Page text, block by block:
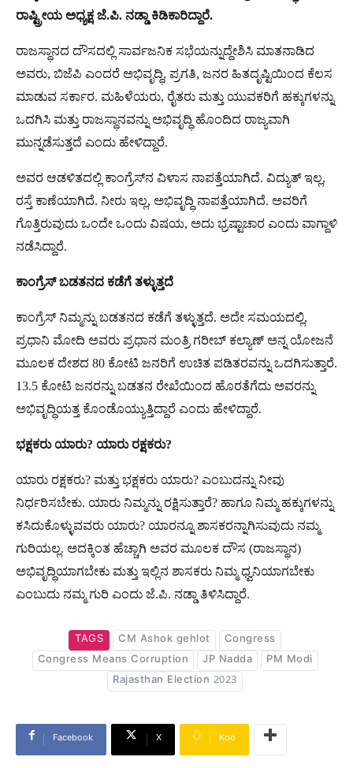
ರಾಷ್ಟ್ರೀಯ ಅಧ್ಯಕ್ಷ ಜೆ.ಪಿ. ನಡ್ಡಾ ಕಿಡಿಕಾರಿದ್ದಾರೆ.
ರಾಜಸ್ಥಾನದ ದೌಸದಲ್ಲಿ ಸಾರ್ವಜನಿಕ ಸಭೆಯನ್ನುದ್ದೇಶಿಸಿ ಮಾತನಾಡಿದ
ಅವರು, ಬಿಜೆಪಿ ಎಂದರೆ ಅಭಿವೃದ್ಧಿ, ಪ್ರಗತಿ, ಜನರ ಹಿತದೃಷ್ಟಿಯಿಂದ ಕೆಲಸ
ಮಾಡುವ ಸರ್ಕಾರ. ಮಹಿಳೆಯರು, ರೈತರು ಮತ್ತು ಯುವಕರಿಗೆ ಹಕ್ಕುಗಳನ್ನು
ಒದಗಿಸಿ ಮತ್ತು ರಾಜಸ್ಥಾನವನ್ನು ಅಭಿವೃದ್ಧಿ ಹೊಂದಿದ ರಾಜ್ಯವಾಗಿ
ಮುನ್ನಡೆಸುತ್ತದೆ ಎಂದು ಹೇಳಿದ್ದಾರೆ.
ಅವರ ಆಡಳಿತದಲ್ಲಿ ಕಾಂಗ್ರೆಸ್‌ನ ವಿಳಾಸ ನಾಪತ್ತೆಯಾಗಿದೆ. ವಿದ್ಯುತ್ ಇಲ್ಲ,
ರಸ್ತೆ ಕಾಣೆಯಾಗಿದೆ. ನೀರು ಇಲ್ಲ, ಅಭಿವೃದ್ಧಿ ನಾಪತ್ತೆಯಾಗಿದೆ. ಅವರಿಗೆ
ಗೊತ್ತಿರುವುದು ಒಂದೇ ಒಂದು ವಿಷಯ, ಅದು ಭ್ರಷ್ಟಾಚಾರ ಎಂದು ವಾಗ್ದಾಳಿ
ನಡೆಸಿದ್ದಾರೆ.
ಕಾಂಗ್ರೆಸ್ ಬಡತನದ ಕಡೆಗೆ ತಳ್ಳುತ್ತದೆ
ಕಾಂಗ್ರೆಸ್ ನಿಮ್ಮನ್ನು ಬಡತನದ ಕಡೆಗೆ ತಳ್ಳುತ್ತದೆ. ಅದೇ ಸಮಯದಲ್ಲಿ,
ಪ್ರಧಾನಿ ಮೋದಿ ಅವರು ಪ್ರಧಾನ ಮಂತ್ರಿ ಗರೀಬ್ ಕಲ್ಯಾಣ್ ಅನ್ನ ಯೋಜನೆ
ಮೂಲಕ ದೇಶದ 80 ಕೋಟಿ ಜನರಿಗೆ ಉಚಿತ ಪಡಿತರವನ್ನು ಒದಗಿಸುತ್ತಾರೆ.
13.5 ಕೋಟಿ ಜನರನ್ನು ಬಡತನ ರೇಖೆಯಿಂದ ಹೊರತೆಗೆದು ಅವರನ್ನು
ಅಭಿವೃದ್ಧಿಯತ್ತ ಕೊಂಡೊಯ್ಯುತ್ತಿದ್ದಾರೆ ಎಂದು ಹೇಳಿದ್ದಾರೆ.
ಭಕ್ಷಕರು ಯಾರು? ಯಾರು ರಕ್ಷಕರು?
ಯಾರು ರಕ್ಷಕರು? ಮತ್ತು ಭಕ್ಷಕರು ಯಾರು? ಎಂಬುದನ್ನು ನೀವು
ನಿರ್ಧರಿಸಬೇಕು. ಯಾರು ನಿಮ್ಮನ್ನು ರಕ್ಷಿಸುತ್ತಾರೆ? ಹಾಗೂ ನಿಮ್ಮ ಹಕ್ಕುಗಳನ್ನು
ಕಸಿದುಕೊಳ್ಳುವವರು ಯಾರು? ಯಾರನ್ನೂ ಶಾಸಕರನ್ನಾಗಿಸುವುದು ನಮ್ಮ
ಗುರಿಯಲ್ಲ. ಅದಕ್ಕಿಂತ ಹೆಚ್ಚಾಗಿ ಅವರ ಮೂಲಕ ದೌಸ (ರಾಜಸ್ಥಾನ)
ಅಭಿವೃದ್ಧಿಯಾಗಬೇಕು ಮತ್ತು ಇಲ್ಲಿನ ಶಾಸಕರು ನಿಮ್ಮ ಧ್ವನಿಯಾಗಬೇಕು
ಎಂಬುದು ನಮ್ಮ ಗುರಿ ಎಂದು ಜೆ.ಪಿ. ನಡ್ಡಾ ತಿಳಿಸಿದ್ದಾರೆ.
TAGS CM Ashok gehlot
Congress
Congress Means Corruption
JP Nadda
PM Modi
Rajasthan Election 2023
Facebook X Koo